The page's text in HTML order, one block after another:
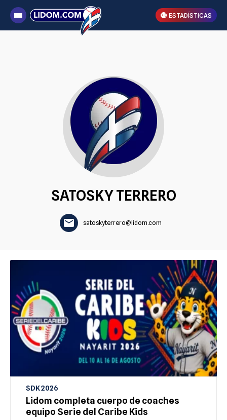
ESTADÍSTICAS
SATOSKY TERRERO
satoskyterrero@lidom.com
SDK 2026
Lidom completa cuerpo de coaches
equipo Serie del Caribe Kids